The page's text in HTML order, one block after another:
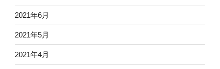
2021年6月
2021年5月
2021年4月